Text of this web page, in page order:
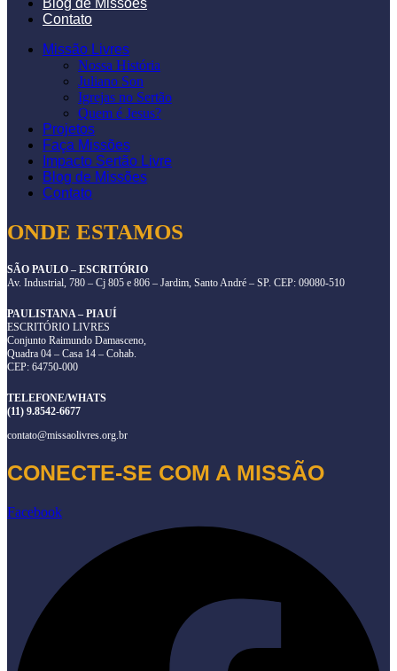
Blog de Missões
Contato
Missão Livres
Nossa História
Juliano Son
Igrejas no Sertão
Quem é Jesus?
Projetos
Faça Missões
Impacto Sertão Livre
Blog de Missões
Contato
ONDE ESTAMOS
SÃO PAULO – ESCRITÓRIO
Av. Industrial, 780 – Cj 805 e 806 – Jardim, Santo André – SP. CEP: 09080-510
PAULISTANA – PIAUÍ
ESCRITÓRIO LIVRES
Conjunto Raimundo Damasceno,
Quadra 04 – Casa 14 – Cohab.
CEP: 64750-000
TELEFONE/WHATS
(11) 9.8542-6677
contato@missaolivres.org.br
CONECTE-SE COM A MISSÃO
Facebook